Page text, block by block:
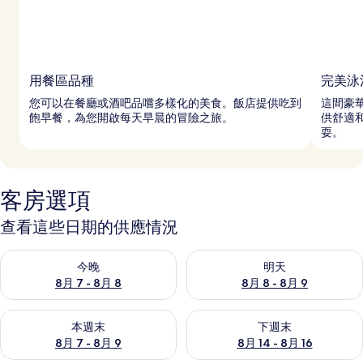
用餐區品種
您可以在餐廳或酒吧品嚐多樣化的美食。飯店提供吃到
飽早餐，為您開啟每天早晨的冒險之旅。
完美泳
這間豪
供舒適
耍。
客房選項
查看這些日期的供應情況
今晚
8月 7 - 8月 8
查看今晚 (8月 7 - 8月 8) 的供應情況
明天
8月 8 - 8月 9
查看明天 (8月 8 - 8月 9) 的供
本週末
8月 7 - 8月 9
查看本週末 (8月 7 - 8月 9) 的供應情況
下週末
8月 14 - 8月 16
查看下週末 (8月 14 - 8月 16)